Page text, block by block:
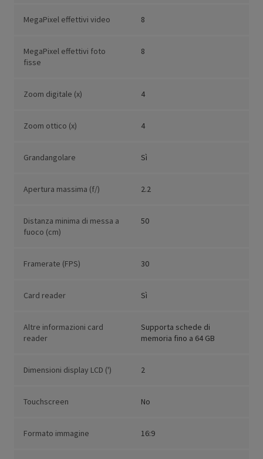
MegaPixel effettivi video 8
MegaPixel effettivi foto
fisse
8
Zoom digitale (x) 4
Zoom ottico (x) 4
Grandangolare Sì
Apertura massima (f/) 2.2
Distanza minima di messa a
fuoco (cm)
50
Framerate (FPS) 30
Card reader Sì
Altre informazioni card
reader
Supporta schede di
memoria fino a 64 GB
Dimensioni display LCD (') 2
Touchscreen No
Formato immagine 16:9